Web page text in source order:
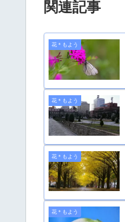
関連記事
花＊もよう
花＊もよう
花＊もよう
花＊もよう